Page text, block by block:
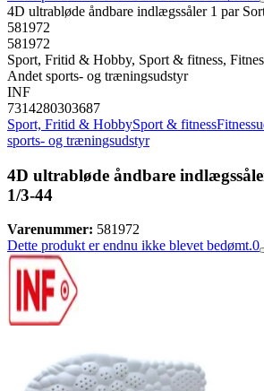
4D ultrabløde åndbare indlægssåler 1 par
581972
581972
Sport, Fritid & Hobby, Sport & fitness,
Andet sports- og træningsudstyr
INF
7314280303687
Sport, Fritid & HobbySport & fitness
sports- og træningsudstyr
4D ultrabløde åndbare
1/3-44
Varenummer: 581972
Dette produkt er endnu ikke blevet bedømt.0